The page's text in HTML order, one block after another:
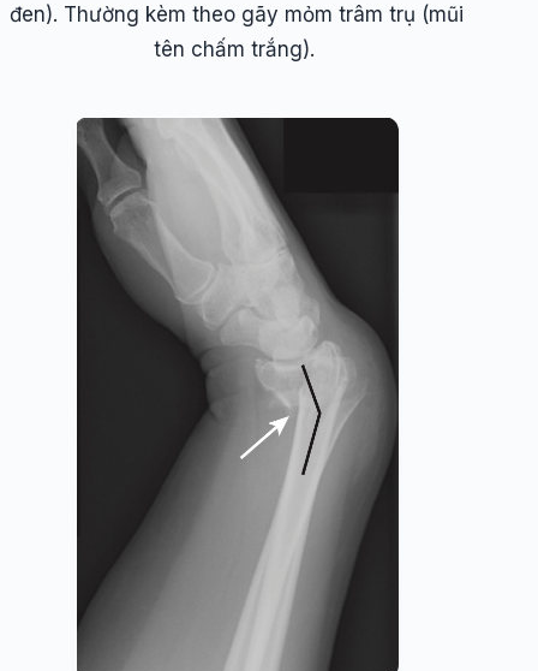
đen). Thường kèm theo gãy mỏm trâm trụ (mũi
tên chấm trắng).